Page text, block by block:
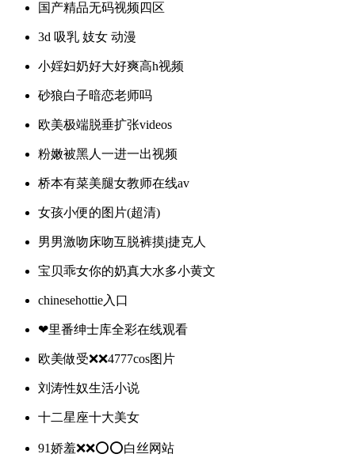
国产精品无码视频四区
3d 吸乳 妓女 动漫
小婬妇奶好大好爽高h视频
砂狼白子暗恋老师吗
欧美极端脱垂扩张videos
粉嫩被黑人一进一出视频
桥本有菜美腿女教师在线av
女孩小便的图片(超清)
男男激吻床吻互脱裤摸j捷克人
宝贝乖女你的奶真大水多小黄文
chinesehottie入口
❤里番绅士库全彩在线观看
欧美做受❌❌4777cos图片
刘涛性奴生活小说
十二星座十大美女
91娇羞❌❌⭕⭕白丝网站